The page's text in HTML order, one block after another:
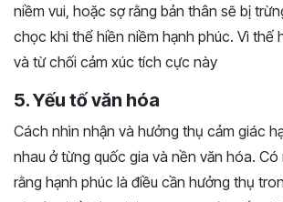
niềm vui, hoặc sợ rằng bản thân sẽ bị
chọc khi thể hiền niềm hạnh phúc. Vì thế
và từ chối cảm xúc tích cực này
5. Yếu tố văn hóa
Cách nhìn nhận và hưởng thụ cảm giác
nhau ở từng quốc gia và nền văn hóa. Có
rằng hạnh phúc là điều cần hưởng thụ